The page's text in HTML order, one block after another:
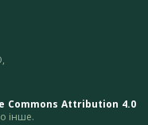
Commons Attribution 4.0
інше.